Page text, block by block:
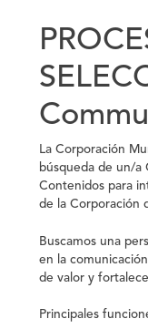
La Corporación
búsqueda de un/a
Contenidospara
de la Corporación
Buscamos una
en la
de valor y
Principales